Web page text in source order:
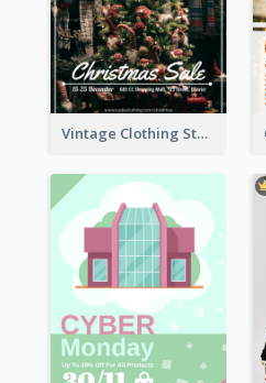
Vintage Clothing Store Flyer About Christmas Sale